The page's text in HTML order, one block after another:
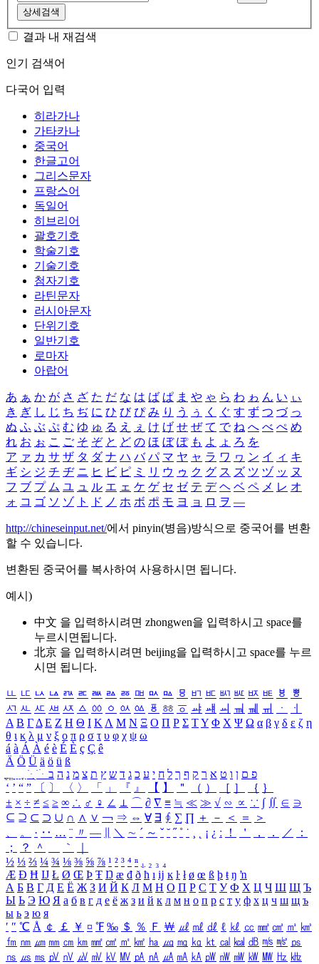
상세검색
결과 내 재검색
인기 검색어
다국어 입력
히라가나
가타카나
중국어
한글고어
그리스문자
프랑스어
독일어
히브리어
괄호기호
학술기호
기술기호
첨자기호
라틴문자
러시아문자
단위기호
일반기호
로마자
아랍어
あ ぁ か が さ ざ た だ な は ば ぱ ま や ゃ ら わ ゎ ん い ぃ
き ぎ し じ ち ぢ に ひ び ぴ み り う ぅ く ぐ す ず つ づ っ
ぬ ふ ぶ ぷ む ゆ ゅ る え ぇ け げ せ ぜ て で ね へ べ ぺ め
れ お ぉ こ ご そ ぞ と ど の ほ ぼ ぽ も よ ょ ろ を
ア ァ カ サ ザ タ ダ ナ ハ バ パ マ ヤ ャ ラ ワ ヮ ン イ ィ キ
ギ シ ジ チ ヂ ニ ヒ ビ ピ ミ リ ウ ゥ ク グ ス ズ ツ ヅ ッ ヌ
フ ブ プ ム ユ ュ ル エ ェ ケ ゲ セ ゼ テ デ ヘ ベ ペ メ レ オ
ォ コ ゴ ソ ゾ ト ド ノ ホ ボ ポ モ ヨ ョ ロ ヲ ―
http://chineseinput.net/에서 pinyin(병음)방식으로 중국어를 변환
할 수 있습니다.
변환된 중국어를 복사하여 사용하시면 됩니다.
예시)
中文 을 입력하시려면 zhongwen을 입력하시고 space를
누르시면됩니다.
北京 을 입력하시려면 beijing을 입력하시고 space를 누르
시면 됩니다.
ㅥ ㅦ ㅧ ㅨ ㅩ ㅪ ㅫ ㅬ ㅭ ㅮ ㅯ ㅰ ㅱ ㅲ ㅳ ㅴ ㅵ ㅶ ㅷ ㅸ
ㅹ
ㅺ ㅻ ㅼ ㅽ ㅾ ㅿ ㆀ ㆁ ㆂ ㆃ ㆄ ㆅ ㆆ ㆇ ㆈ ㆉ ㆊ ㆋ ㆌ ㆍ
ㆎ
Α Β ΓΔ Ε Ζ Η Θ Ι ΚΛ Μ Ν Ξ Ο Π Ρ Σ ΤΥ Φ Χ Ψ Ω α β γ δ ε ζ η
θ ι κ λ μ ν ξ ο π ρ σ τ υ φ χ ψ ω
á à Á À é è É È ç Ç ê
Ä Ö Ü ä ö ü ß
ִֶֹ ֻּ ׁׂ פ ם ן ו ט א ר ק ף ך ל ח י ע כ ג ד ש ץ ת צ מ נ ה ב
‘ ’ “ ” 〔 〕 〈 〉 「 」 『 』 【 】 ＂ （ ） ［ ］ ｛ ｝
± × ÷ ≠ ≤ ≥ ∞ ∴ ♂ ♀ ∠ ⊥ ⌒ ∂ ∇ ≡ ≒ ≪ ≫ √ ∽ ∝ ∵ ∫ ∬ ∈ ∋
⊆ ⊇ ⊂ ⊃ ∪ ∩ ∧ ∨ ￢ ⇒ ⇔ ∀ ∃ ∮ ∑ ∏ ＋ － ＜ ＝
＞
、
。 · ‥ … ¨ 〃 ― ＼ ∼ ´ ～ ˇ ˘ ˝ ˚ ˙ ¸ ¡ ¿ ː ！ ＇ ， ． ／
：
；
？ ＾ ｀
½ ⅓ ⅔ ¼ ¾ ⅛ ⅜ ⅝ ⅞ ¹ ² ³ ⁴ ⁿ ₁ ₂ ₃ ₄
Æ Ð Ħ Ĳ Ł Ø Œ Þ Ŧ Ŋ æ đ ð ħ ı ĳ ĸ ŀ ł ø œ ß þ ŧ ŋ ŉ
А Б В Г Д Е Ё Ж З И Й К Л М Н О П Р С Т У Ф Х Ц Ч Ш Щ Ъ
Ы Ь Э Ю Я а б в г д е ё ж з и й к л м н о п р с т у ф х ц ч ш щ ъ
ы ь э ю я
′ ″ ℃ Å ￠ ￡ ￥ ¤ ℉ ‰ ＄ ％ Ｆ ￦ ㎕ ㎖ ㎗ ℓ ㎘ ㏄ ㎣ ㎤ ㎥ ㎦
㎙ ㎚ ㎛ ㎜ ㎝ ㎞ ㎟ ㎠ ㎡ ㎢ ㏊ ㎍ ㎎ ㎏ ㏏ ㎈ ㎉ ㏈ ㎧ ㎨ ㎰
㎱ ㎲ ㎳ ㎴ ㎵ ㎶ ㎷ ㎸ ㎹ ㎀ ㎁ ㎂ ㎃ ㎄ ㎺ ㎻ ㎽ ㎾ ㎿ ㎐ ㎑